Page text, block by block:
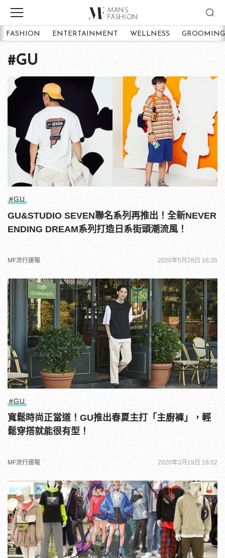
FASHION ENTERTAINMENT WELLNESS GROOMING
#GU
#GU
GU&STUDIO SEVEN聯名系列再推出！全新NEVER
ENDING DREAM系列打造日系街頭潮流風！
MF流行速報 2020年5月28日 16:35
#GU
寬鬆時尚正當道！GU推出春夏主打「主廚褲」，輕
鬆穿搭就能很有型！
MF流行速報 2020年3月19日 18:02